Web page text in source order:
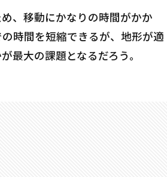
、移動にかなりの時間がかか
時間を短縮できるが、地形が適
最大の課題となるだろう。